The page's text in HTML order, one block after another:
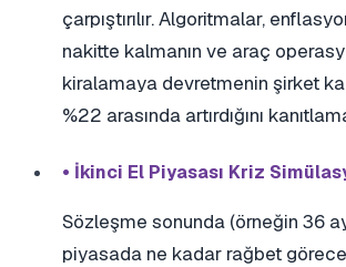
çarpıştırılır. Algoritmalar,
nakitte kalmanın ve araç
kiralamaya devretmenin şirket
%22 arasında artırdığını
• İkinci El Piyasası Kriz
Sözleşme sonunda (örneğin 36
piyasada ne kadar rağbet